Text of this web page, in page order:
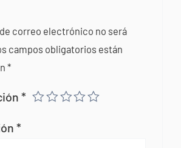
correo electrónico no será
campos obligatorios están
*
*
*